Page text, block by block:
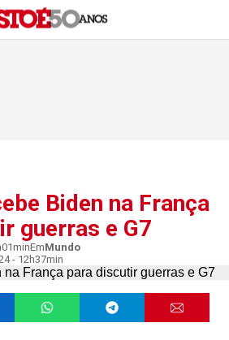
Biden na França
guerras e G7
EmMundo
- 12h37min